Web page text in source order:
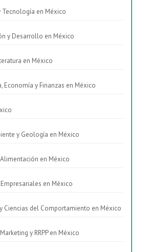
Tecnología en México
y Desarrollo en México
en México
Economía y Finanzas en México
y Geología en México
en México
en México
Ciencias del Comportamiento en México
y RRPP en México